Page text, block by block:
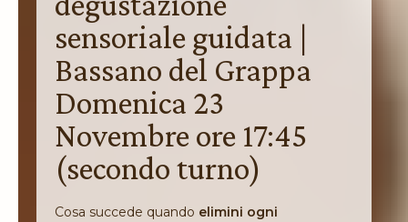
sensoriale guidata |
Bassano del Grappa
Domenica 23
Novembre ore 17:45
(secondo turno)
Cosa succede quando elimini ogni